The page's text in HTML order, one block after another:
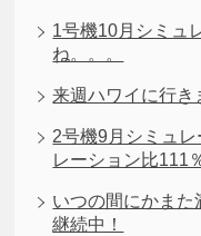
1号機10月シミュ
ね。。。
来週ハワイに行き
2号機9月シミュ
レーション比111
いつの間にかまた
継続中！